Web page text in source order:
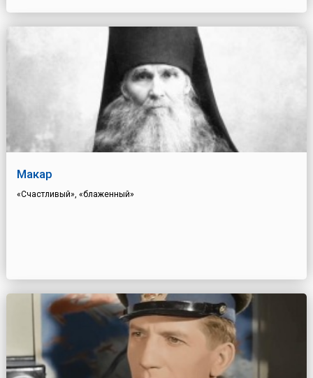
Макар
«Счастливый», «блаженный»